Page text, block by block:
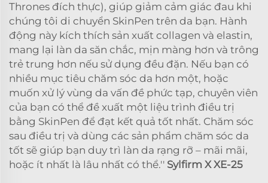
Thrones đích thực), giúp giảm cảm giác đau khi
chúng tôi di chuyển SkinPen trên da bạn. Hành
động này kích thích sản xuất collagen và elastin,
mang lại làn da săn chắc, mịn màng hơn và trông
trẻ trung hơn nếu sử dụng đều đặn. Nếu bạn có
nhiều mục tiêu chăm sóc da hơn một, hoặc
muốn xử lý vùng da vấn đề phức tạp, chuyên viên
của bạn có thể đề xuất một liệu trình điều trị
bằng SkinPen để đạt kết quả tốt nhất. Chăm sóc
sau điều trị và dùng các sản phẩm chăm sóc da
tốt sẽ giúp bạn duy trì làn da rạng rỡ – mãi mãi,
hoặc ít nhất là lâu nhất có thể.'' Sylfirm X XE-25